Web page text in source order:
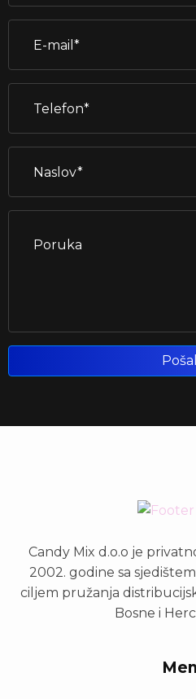
Candy Mix d.o.o je
2002. godine sa
ciljem pružanja
Bosne i